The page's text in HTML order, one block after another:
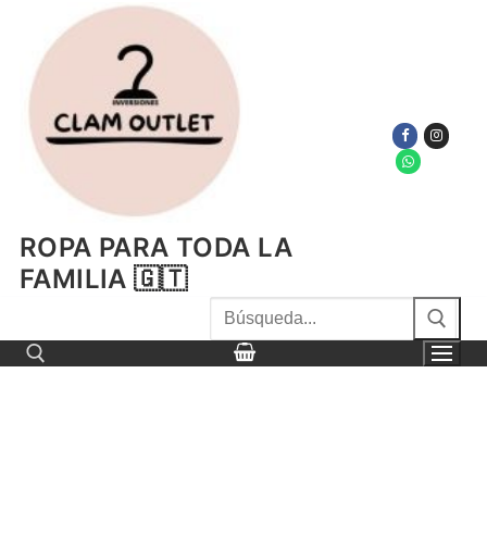
contenido
ROPA PARA TODA LA
FAMILIA 🇬🇹
Buscar
por: